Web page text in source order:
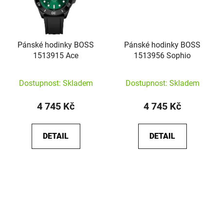
Pánské hodinky BOSS
1513915 Ace
Dostupnost: Skladem
4 745 Kč
DETAIL
Pánské hodinky BOSS
1513956 Sophio
Dostupnost: Skladem
4 745 Kč
DETAIL